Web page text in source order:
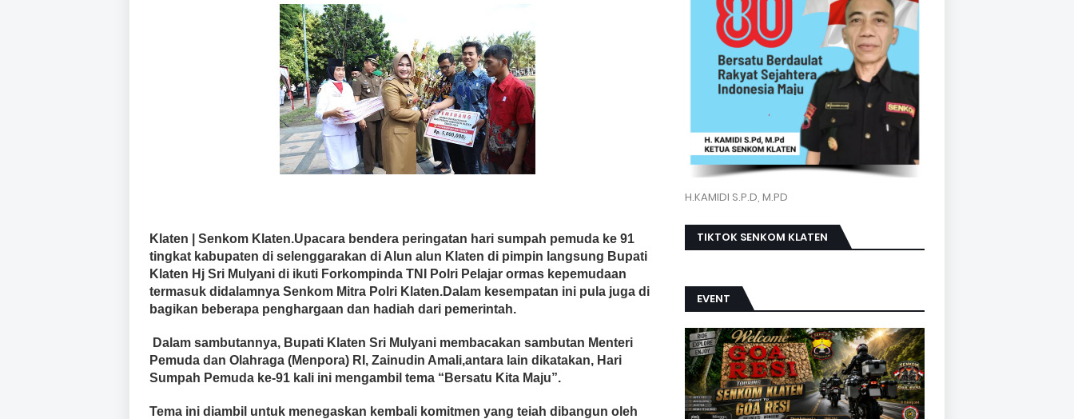
Klaten | Senkom Klaten.Upacara bendera peringatan hari sumpah pemuda ke 91
tingkat kabupaten di selenggarakan di Alun alun Klaten di pimpin langsung Bupati
Klaten Hj Sri Mulyani di ikuti Forkompinda TNI Polri Pelajar ormas kepemudaan
termasuk didalamnya Senkom Mitra Polri Klaten.Dalam kesempatan ini pula juga di
bagikan beberapa penghargaan dan hadiah dari pemerintah.
Dalam sambutannya, Bupati Klaten Sri Mulyani membacakan sambutan Menteri
Pemuda dan Olahraga (Menpora) RI, Zainudin Amali,antara lain dikatakan, Hari
Sumpah Pemuda ke-91 kali ini mengambil tema “Bersatu Kita Maju”.
Tema ini diambil untuk menegaskan kembali komitmen yang teiah dibangun oleh
H.KAMIDI S.P.D, M.PD
TIKTOK SENKOM KLATEN
EVENT